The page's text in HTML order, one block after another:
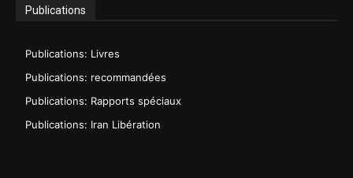
Publications
Publications: Livres
Publications: recommandées
Publications: Rapports spéciaux
Publications: Iran Libération